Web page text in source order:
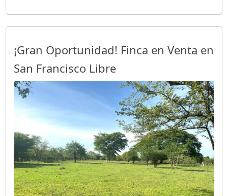
¡Gran Oportunidad! Finca en Venta en
San Francisco Libre